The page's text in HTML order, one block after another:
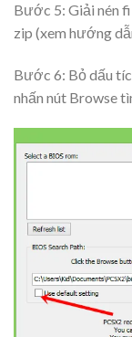
Bước 5: Giải nén
zip (xem hướng
Bước 6: Bỏ dấu
nhấn nút Browse